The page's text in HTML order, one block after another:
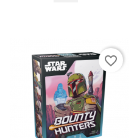
favorite_border